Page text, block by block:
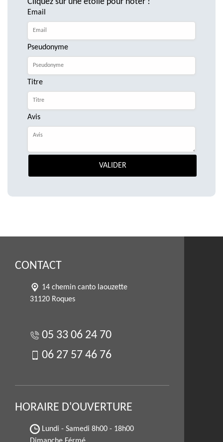
Email
Pseudonyme
Titre
Avis
CONTACT
14 chemin canto laouzette
31120 Roques
05 33 06 24 70
06 27 57 46 76
HORAIRE D'OUVERTURE
Lundi - Samedi 8h00 - 18h00